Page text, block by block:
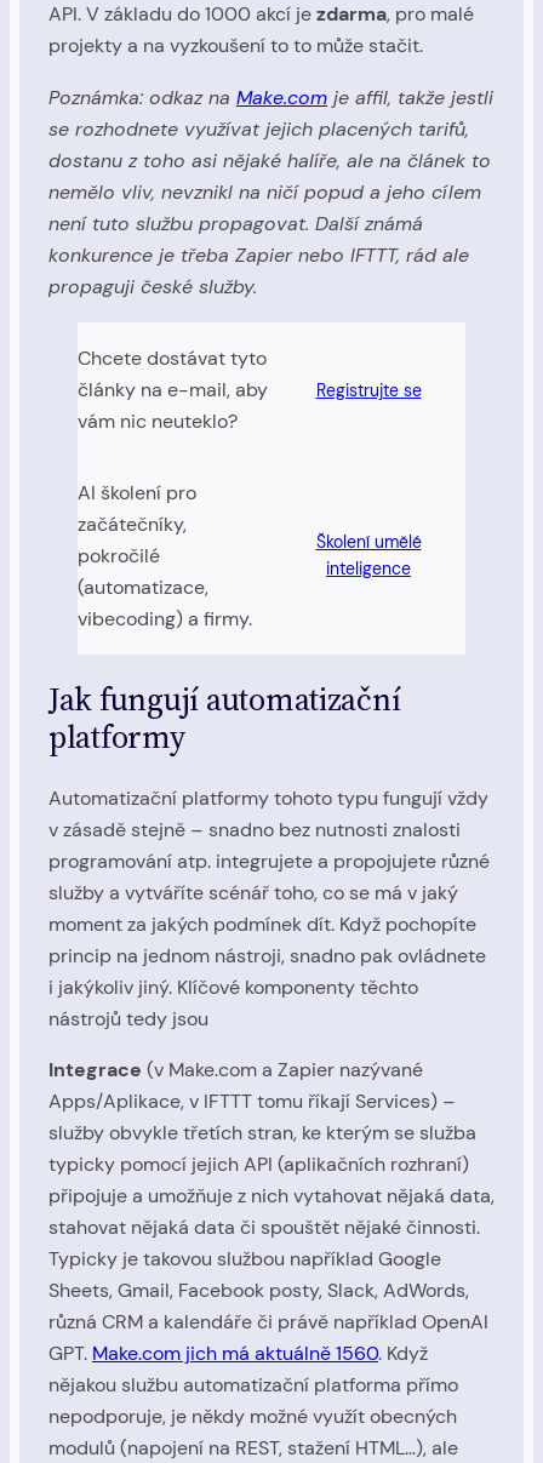
API. V základu do 1000 akcí jezdarma, pro malé
projekty a na vyzkoušení to to může stačit.
Poznámka: odkaz na Make.com je affil, takže jestli
se rozhodnete využívat jejich placených tarifů,
dostanu z toho asi nějaké halíře, ale na článek to
nemělo vliv, nevznikl na ničí popud a jeho cílem
není tuto službu propagovat. Další známá
konkurence je třeba Zapier nebo IFTTT, rád ale
propaguji české služby.
Chcete dostávat tyto
články na e-mail, aby
vám nic neuteklo?
Registrujte se
AI školení pro
začátečníky,
pokročilé
(automatizace,
vibecoding) a firmy.
Školení umělé
inteligence
Jak fungují automatizační
platformy
Automatizační platformy tohoto typu fungují vždy
v zásadě stejně – snadno bez nutnosti znalosti
programování atp. integrujete a propojujete různé
služby a vytváříte scénář toho, co se má v jaký
moment za jakých podmínek dít. Když pochopíte
princip na jednom nástroji, snadno pak ovládnete
i jakýkoliv jiný. Klíčové komponenty těchto
nástrojů tedy jsou
Integrace (v Make.com a Zapier nazývané
Apps/Aplikace, v IFTTT tomu říkají Services) –
služby obvykle třetích stran, ke kterým se služba
typicky pomocí jejich API (aplikačních rozhraní)
připojuje a umožňuje z nich vytahovat nějaká data,
stahovat nějaká data či spouštět nějaké činnosti.
Typicky je takovou službou například Google
Sheets, Gmail, Facebook posty, Slack, AdWords,
různá CRM a kalendáře či právě například OpenAI
GPT. Make.com jich má aktuálně 1560. Když
nějakou službu automatizační platforma přímo
nepodporuje, je někdy možné využít obecných
modulů (napojení na REST, stažení HTML…), ale